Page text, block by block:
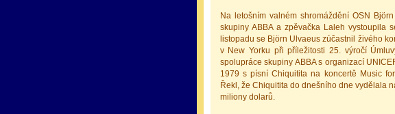
Na letošním valném shromáždění OSN
skupiny ABBA a zpěvačka Laleh vystoupila
listopadu se Björn Ulvaeus zúčastnil živého
v New Yorku při příležitosti 25. výročí
spolupráce skupiny ABBA s organizací
1979 s písní Chiquitita na koncertě Music
Řekl, že Chiquitita do dnešního dne vydělala
miliony dolarů.